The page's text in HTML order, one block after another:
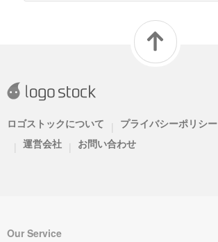
ロゴストックについて | プライバシーポリシー
| 運営会社 | お問い合わせ
Our Service